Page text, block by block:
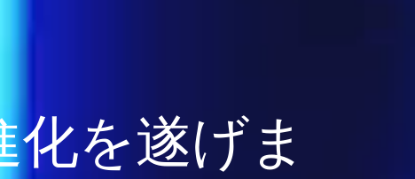
を遂げま